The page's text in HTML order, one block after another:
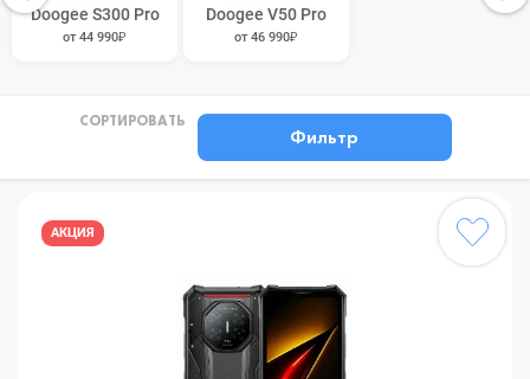
Doogee S300 Pro
от 44 990₽
Doogee V50 Pro
от 46 990₽
СОРТИРОВАТЬ
Фильтр
АКЦИЯ